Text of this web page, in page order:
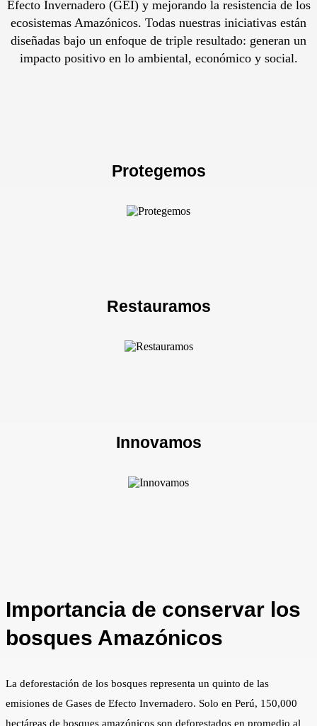
Efecto Invernadero (GEI) y mejorando la resistencia de los
ecosistemas Amazónicos. Todas nuestras iniciativas están
diseñadas bajo un enfoque de triple resultado: generan un
impacto positivo en lo ambiental, económico y social.
Protegemos
Restauramos
Innovamos
Importancia de conservar los
bosques Amazónicos
La deforestación de los bosques representa un quinto de las
emisiones de Gases de Efecto Invernadero. Solo en Perú, 150,000
hectáreas de bosques amazónicos son deforestados en promedio al